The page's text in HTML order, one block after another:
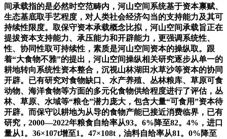
间承载指的是必然时空范畴内，河山空间系统基于资本禀赋、
生态基底取手艺程度，对人类社会经济勾当的支持能力及其可
持续性限度。取保守资本承载概念比拟，河山空间承载旨正在
提拔资本支持能力、承压能力和开辟能力，更强调系统性、
性、协同性取可持续性，素质是河山空间资本的操纵取。跟
着“大食物不雅”的提出，河山空间操纵相关研究逐步从单一的
耕地转向系统性资本整合，沉视山林湖田水草沙等资本的协同
开辟。已有研究对食物缺口、水产养殖、丛林粮库、草原可食
动物、海洋食物等方面的多元化食物供给程度进行了评估，丛
林、草原、水域等“粮仓”潜力庞大，包含大量“可食用”资本待
开辟。而保守以耕地为从导的食物产能已接近消费临界，已有
研究，2000—2022年粮食自给率从93。6%降至82。4%，进口
量从1。36×107t增至1。47×108t，油料自给率从81。0%降至